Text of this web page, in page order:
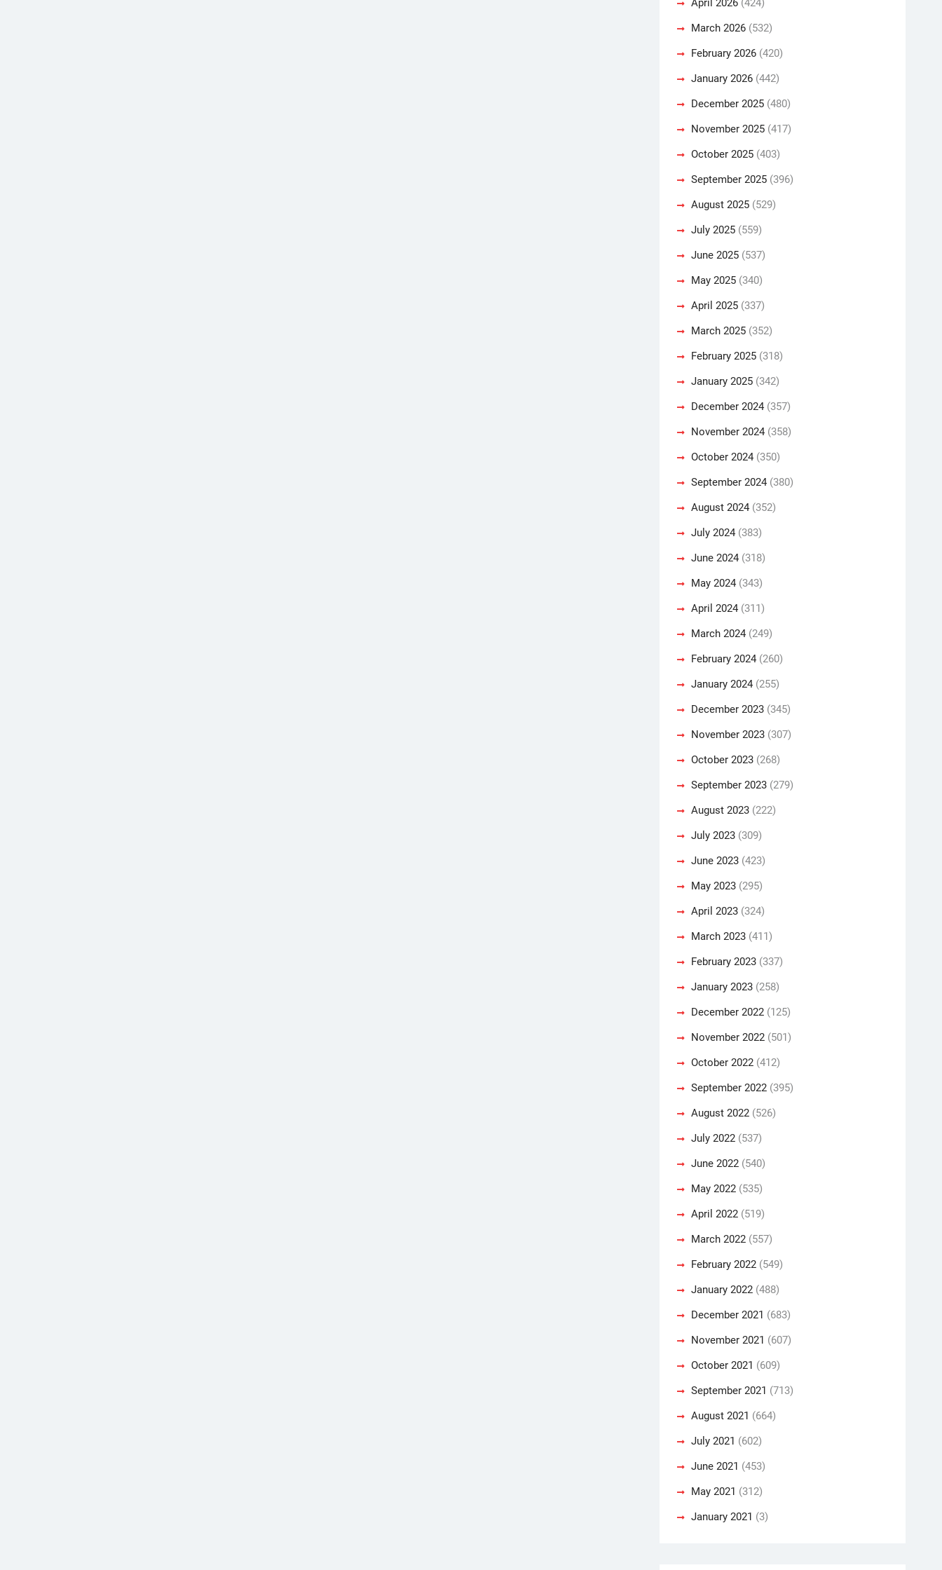
April 2026 (424)
March 2026 (532)
February 2026 (420)
January 2026 (442)
December 2025 (480)
November 2025 (417)
October 2025 (403)
September 2025 (396)
August 2025 (529)
July 2025 (559)
June 2025 (537)
May 2025 (340)
April 2025 (337)
March 2025 (352)
February 2025 (318)
January 2025 (342)
December 2024 (357)
November 2024 (358)
October 2024 (350)
September 2024 (380)
August 2024 (352)
July 2024 (383)
June 2024 (318)
May 2024 (343)
April 2024 (311)
March 2024 (249)
February 2024 (260)
January 2024 (255)
December 2023 (345)
November 2023 (307)
October 2023 (268)
September 2023 (279)
August 2023 (222)
July 2023 (309)
June 2023 (423)
May 2023 (295)
April 2023 (324)
March 2023 (411)
February 2023 (337)
January 2023 (258)
December 2022 (125)
November 2022 (501)
October 2022 (412)
September 2022 (395)
August 2022 (526)
July 2022 (537)
June 2022 (540)
May 2022 (535)
April 2022 (519)
March 2022 (557)
February 2022 (549)
January 2022 (488)
December 2021 (683)
November 2021 (607)
October 2021 (609)
September 2021 (713)
August 2021 (664)
July 2021 (602)
June 2021 (453)
May 2021 (312)
January 2021 (3)